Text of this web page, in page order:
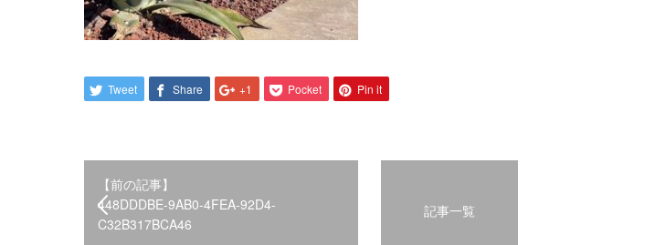
Tweet Share +1 Pocket Pin it
【前の記事】
448DDDBE-9AB0-4FEA-92D4-
C32B317BCA46
記事一覧